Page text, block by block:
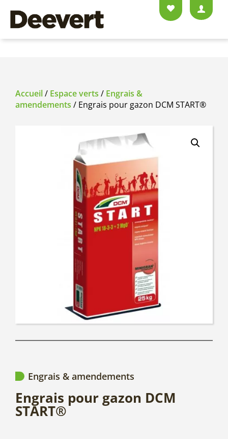
Accueil/ Espace verts / Engrais &
amendements / Engrais pour gazon DCM START®
Engrais & amendements
Engrais pour gazon DCM
START®